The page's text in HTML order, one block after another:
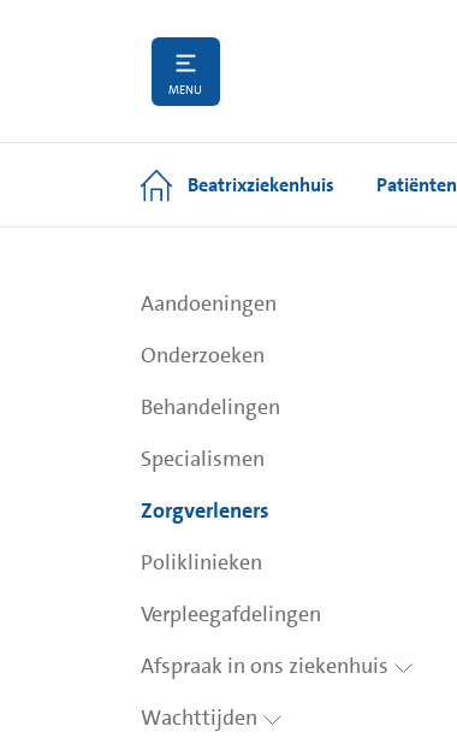
MENU
Beatrixziekenhuis Patiënten
Aandoeningen
Onderzoeken
Behandelingen
Specialismen
Zorgverleners
Poliklinieken
Verpleegafdelingen
Afspraak in ons ziekenhuis
Wachttijden